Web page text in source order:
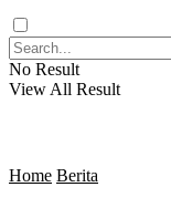
SOSOK
No Result
View All Result
Home Berita